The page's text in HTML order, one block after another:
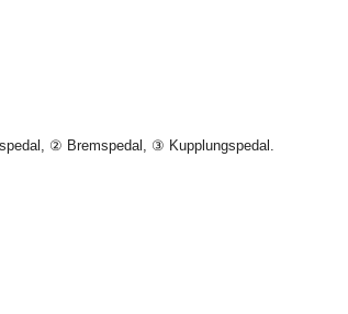
② Bremspedal, ③ Kupplungspedal.